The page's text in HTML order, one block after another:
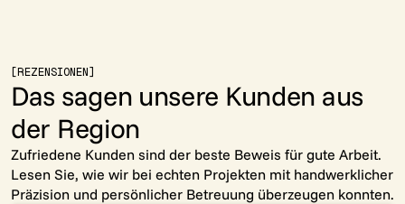
[REZENSIONEN]
Das sagen unsere Kunden aus
der Region
Zufriedene Kunden sind der beste Beweis für gute Arbeit.
Lesen Sie, wie wir bei echten Projekten mit handwerklicher
Präzision und persönlicher Betreuung überzeugen konnten.